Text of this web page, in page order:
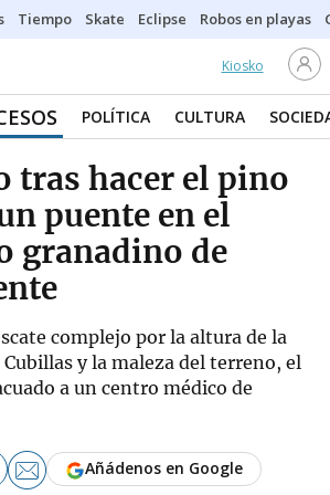
Tiempo Skate Eclipse Robos en playas
Kiosko
POLÍTICA CULTURA
tras hacer el pino
puente en el
granadino de
complejo por la altura de la
y la maleza del terreno, el
a un centro médico de
Añádenos en Google